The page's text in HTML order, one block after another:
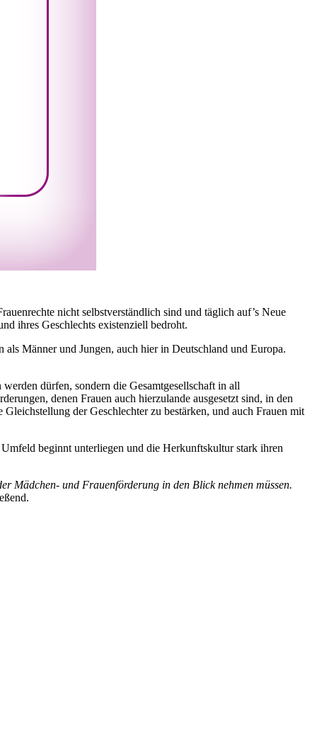
nicht selbstverständlich sind und täglich auf’s Neue
ihres Geschlechts existenziell bedroht.
Männer und Jungen, auch hier in Deutschland und Europa.
dürfen, sondern die Gesamtgesellschaft in all
denen Frauen auch hierzulande ausgesetzt sind, in den
der Geschlechter zu bestärken, und auch Frauen mit
beginnt unterliegen und die Herkunftskultur stark ihren
Mädchen- und Frauenförderung in den Blick nehmen müssen.